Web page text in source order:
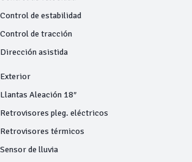
Control de estabilidad
Control de tracción
Dirección asistida
Exterior
Llantas Aleación 18″
Retrovisores pleg. eléctricos
Retrovisores térmicos
Sensor de lluvia